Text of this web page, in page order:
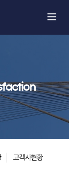
고객사현황